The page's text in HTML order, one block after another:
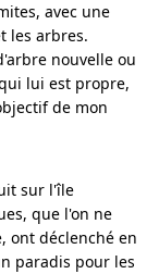
avec une
les arbres.
nouvelle ou
lui est propre,
de mon
sur l'île
que l'on ne
ont déclenché en
paradis pour les